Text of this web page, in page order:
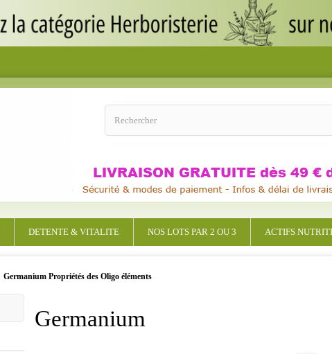
DETENTE & VITALITE NOS LOTS PAR 2 OU 3 ACTIFS
Germanium Propriétés des Oligo éléments
Germanium